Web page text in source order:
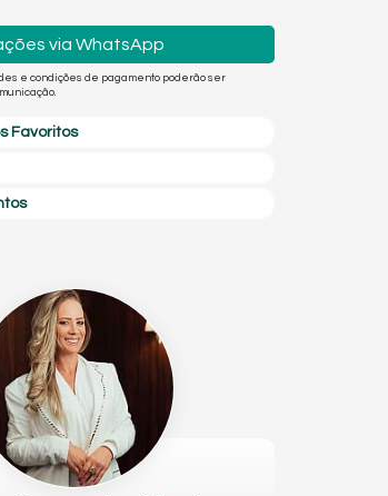
via WhatsApp
e condições de pagamento poderão ser
Favoritos